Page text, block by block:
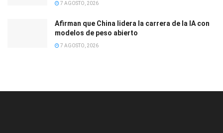
7 AGOSTO, 2026
Afirman que China lidera la carrera de la IA con
modelos de peso abierto
7 AGOSTO, 2026